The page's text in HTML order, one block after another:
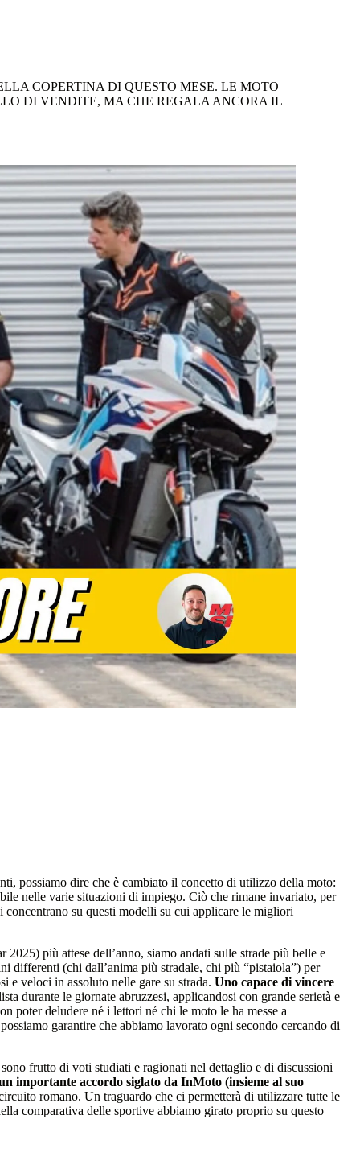
COPERTINA DI QUESTO MESE. LE MOTO
DI VENDITE, MA CHE REGALA ANCORA IL
possiamo dire che è cambiato il concetto di utilizzo della moto:
nelle varie situazioni di impiego. Ciò che rimane invariato, per
concentrano su questi modelli su cui applicare le migliori
più attese dell’anno, siamo andati sulle strade più belle e
differenti (chi dall’anima più stradale, chi più “pistaiola”) per
e veloci in assoluto nelle gare su strada. Uno capace di vincere
durante le giornate abruzzesi, applicandosi con grande serietà e
poter deludere né i lettori né chi le moto le ha messe a
garantire che abbiamo lavorato ogni secondo cercando di
frutto di voti studiati e ragionati nel dettaglio e di discussioni
importante accordo siglato da InMoto (insieme al suo
romano. Un traguardo che ci permetterà di utilizzare tutte le
comparativa delle sportive abbiamo girato proprio su questo